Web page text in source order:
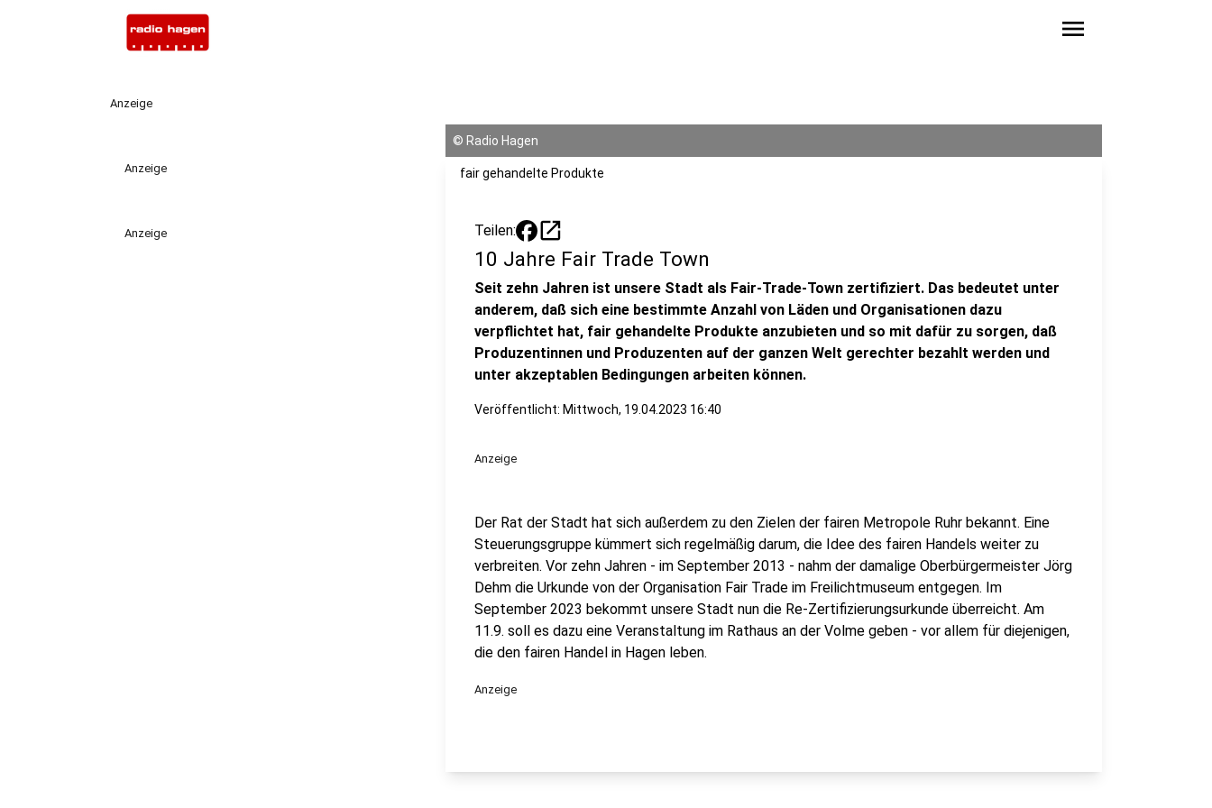
menu
Anzeige
Anzeige
Anzeige
© Radio Hagen
fair gehandelte Produkte
Teilen: open_in_new
10 Jahre Fair Trade Town
Seit zehn Jahren ist unsere Stadt als Fair-Trade-Town zertifiziert. Das bedeutet unter
anderem, daß sich eine bestimmte Anzahl von Läden und Organisationen dazu
verpflichtet hat, fair gehandelte Produkte anzubieten und so mit dafür zu sorgen, daß
Produzentinnen und Produzenten auf der ganzen Welt gerechter bezahlt werden und
unter akzeptablen Bedingungen arbeiten können.
Veröffentlicht: Mittwoch, 19.04.2023 16:40
Anzeige
Der Rat der Stadt hat sich außerdem zu den Zielen der fairen Metropole Ruhr bekannt. Eine
Steuerungsgruppe kümmert sich regelmäßig darum, die Idee des fairen Handels weiter zu
verbreiten. Vor zehn Jahren - im September 2013 - nahm der damalige Oberbürgermeister Jörg
Dehm die Urkunde von der Organisation Fair Trade im Freilichtmuseum entgegen. Im
September 2023 bekommt unsere Stadt nun die Re-Zertifizierungsurkunde überreicht. Am
11.9. soll es dazu eine Veranstaltung im Rathaus an der Volme geben - vor allem für diejenigen,
die den fairen Handel in Hagen leben.
Anzeige